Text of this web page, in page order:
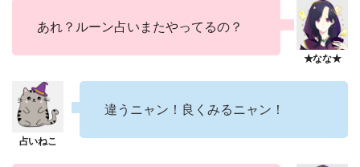
あれ？ルーン占いまたやってるの？
違うニャン！良くみるニャン！